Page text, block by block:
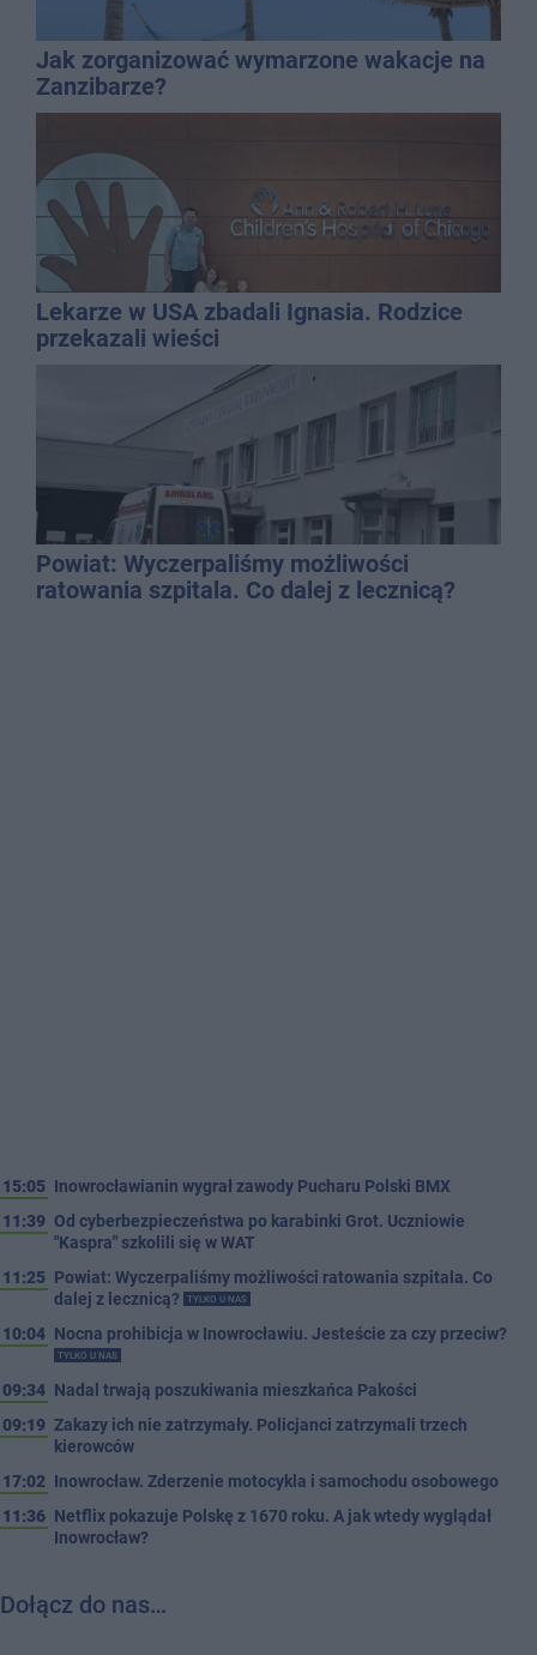
Jak zorganizować wymarzone wakacje na
Zanzibarze?
Lekarze w USA zbadali Ignasia. Rodzice
przekazali wieści
Powiat: Wyczerpaliśmy możliwości
ratowania szpitala. Co dalej z lecznicą?
15:05 Inowrocławianin wygrał zawody Pucharu Polski BMX
11:39 Od cyberbezpieczeństwa po karabinki Grot. Uczniowie
"Kaspra" szkolili się w WAT
11:25 Powiat: Wyczerpaliśmy możliwości ratowania szpitala. Co
dalej z lecznicą?
TYLKO U NAS
10:04 Nocna prohibicja w Inowrocławiu. Jesteście za czy przeciw?
TYLKO U NAS
09:34 Nadal trwają poszukiwania mieszkańca Pakości
09:19 Zakazy ich nie zatrzymały. Policjanci zatrzymali trzech
kierowców
17:02 Inowrocław. Zderzenie motocykla i samochodu osobowego
11:36 Netflix pokazuje Polskę z 1670 roku. A jak wtedy wyglądał
Inowrocław?
Dołącz do nas…